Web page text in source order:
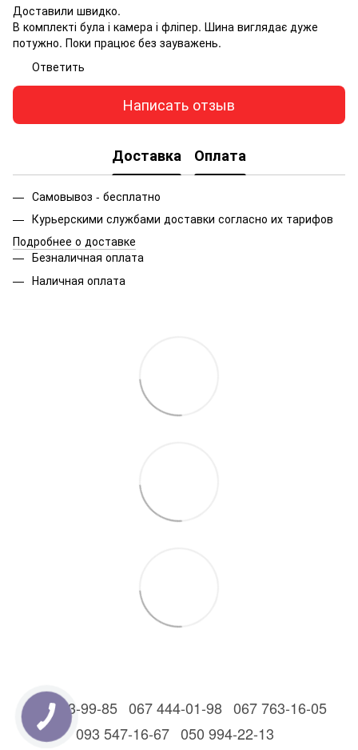
Доставили швидко.
В комплекті була і камера і фліпер. Шина виглядає дуже
потужно. Поки працює без зауважень.
Ответить
Написать отзыв
Доставка Оплата
Самовывоз - бесплатно
Курьерскими службами доставки согласно их тарифов
Подробнее о доставке
Безналичная оплата
Наличная оплата
044 303-99-85 067 444-01-98 067 763-16-05
093 547-16-67 050 994-22-13